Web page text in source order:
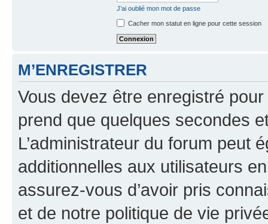
J’ai oublié mon mot de passe
Cacher mon statut en ligne pour cette session
M’ENREGISTRER
Vous devez être enregistré
prend que quelques secondes
L’administrateur du forum peut
additionnelles aux utilisateurs
assurez-vous d’avoir pris
et de notre politique de vie